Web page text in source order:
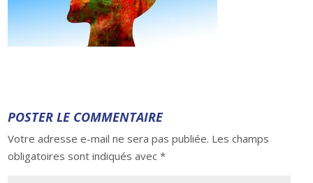
POSTER LE COMMENTAIRE
Votre adresse e-mail ne sera pas publiée. Les champs
obligatoires sont indiqués avec*